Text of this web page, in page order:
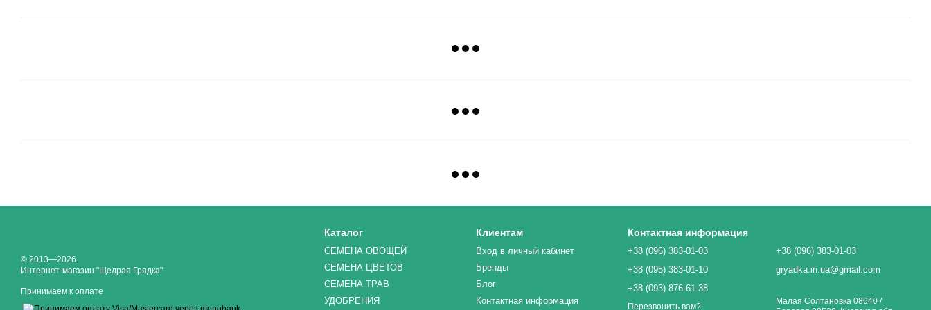
© 2013—2026
Интернет-магазин "Щедрая Грядка"
Принимаем к оплате
Каталог
СЕМЕНА ОВОЩЕЙ
СЕМЕНА ЦВЕТОВ
СЕМЕНА ТРАВ
УДОБРЕНИЯ
Клиентам
Вход в личный кабинет
Бренды
Блог
Контактная информация
Контактная информация
+38 (096) 383-01-03
+38 (095) 383-01-10
+38 (093) 876-61-38
Перезвонить вам?
+38 (096) 383-01-03
gryadka.in.ua@gmail.com
Малая Солтановка 08640 /